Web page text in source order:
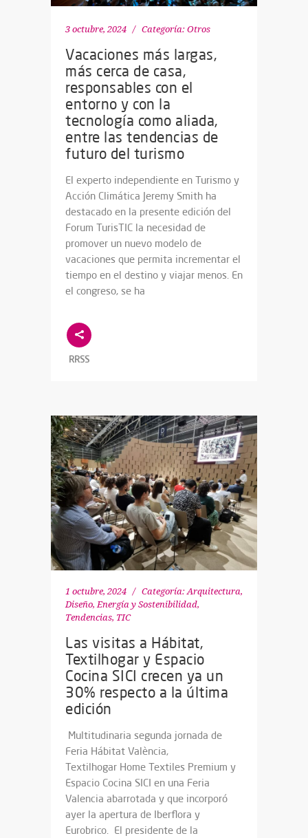
3 octubre, 2024 Categoría: Otros
Vacaciones más largas,
más cerca de casa,
responsables con el
entorno y con la
tecnología como aliada,
entre las tendencias de
futuro del turismo
El experto independiente en Turismo y
Acción Climática Jeremy Smith ha
destacado en la presente edición del
Forum TurisTIC la necesidad de
promover un nuevo modelo de
vacaciones que permita incrementar el
tiempo en el destino y viajar menos. En
el congreso, se ha
RRSS
1 octubre, 2024 Categoría: Arquitectura,
Diseño,Energía y Sostenibilidad,
Tendencias, TIC
Las visitas a Hábitat,
Textilhogar y Espacio
Cocina SICI crecen ya un
30% respecto a la última
edición
Multitudinaria segunda jornada de
Feria Hábitat València,
Textilhogar Home Textiles Premium y
Espacio Cocina SICI en una Feria
Valencia abarrotada y que incorporó
ayer la apertura de Iberflora y
Eurobrico. El presidente de la